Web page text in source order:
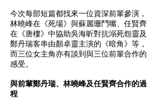
今次每部短篇都找來一位資深前輩參演，
林曉峰在《死場》與蘇麗珊鬥嘴、任賢齊
在《唐樓》中協助吳海昕對抗溺死怨靈及
鄭丹瑞客串由顏卓靈主演的《暗角》等，
而三位女主角亦有談到與三位前輩合作的
感受。
與前輩鄭丹瑞、林曉峰及任賢齊合作的過
程